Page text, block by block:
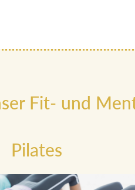
Fit- und
Pilates